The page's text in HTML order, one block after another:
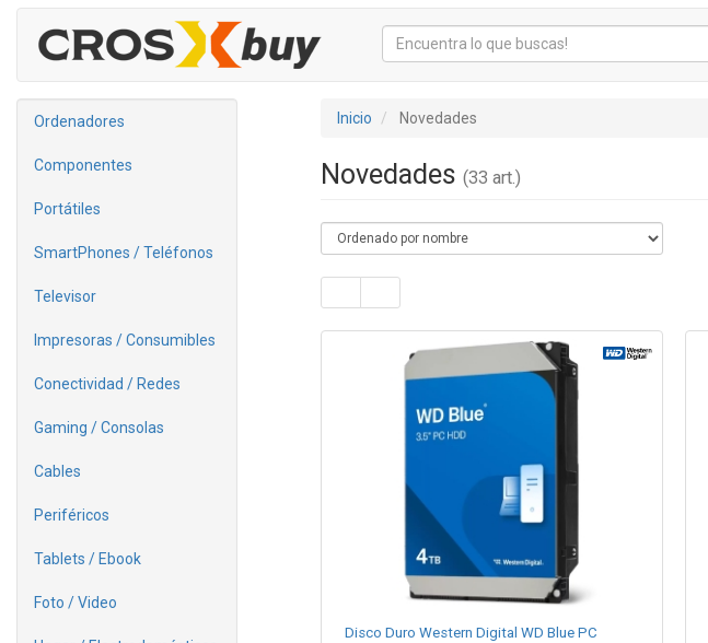
Ordenadores
Componentes
Portátiles
SmartPhones / Teléfonos
Televisor
Impresoras / Consumibles
Conectividad / Redes
Gaming / Consolas
Cables
Periféricos
Tablets / Ebook
Foto / Video
Inicio Novedades
Novedades (33 art.)
Disco Duro Western Digital WD Blue PC